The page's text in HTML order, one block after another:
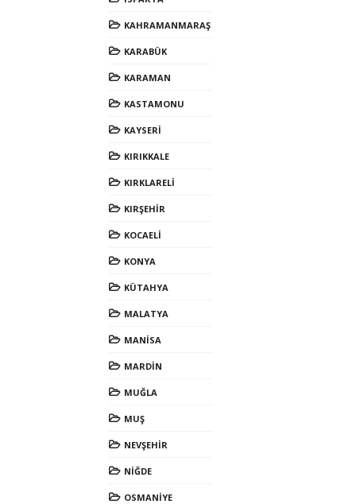
KAHRAMANMARAŞ
KARABÜK
KARAMAN
KASTAMONU
KAYSERİ
KIRIKKALE
KIRKLARELİ
KIRŞEHİR
KOCAELİ
KONYA
KÜTAHYA
MALATYA
MANİSA
MARDİN
MUĞLA
MUŞ
NEVŞEHİR
NİĞDE
OSMANİYE